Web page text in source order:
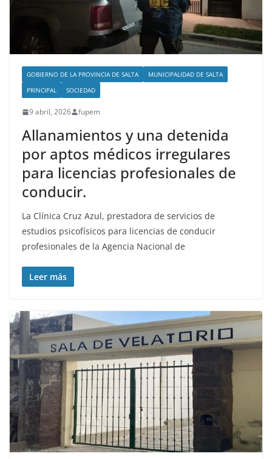
GOBIERNO DE LA PROVINCIA DE SALTA
MUNICIPALIDAD DE SALTA
PRINCIPAL
SOCIEDAD
9 abril, 2026 fupem
Allanamientos y una detenida
por aptos médicos irregulares
para licencias profesionales de
conducir.
La Clínica Cruz Azul, prestadora de servicios de
estudios psicofísicos para licencias de conducir
profesionales de la Agencia Nacional de
Leer más